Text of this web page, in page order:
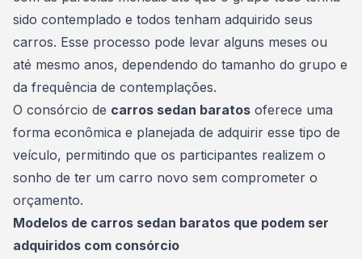
sido contemplado e todos tenham adquirido seus
carros. Esse processo pode levar alguns meses ou
até mesmo anos, dependendo do tamanho do grupo e
da frequência de contemplações.
O consórcio de carros sedan baratos oferece uma
forma econômica e planejada de adquirir esse tipo de
veículo, permitindo que os participantes realizem o
sonho de ter um carro novo sem comprometer o
orçamento.
Modelos de carros sedan baratos que podem ser
adquiridos com consórcio